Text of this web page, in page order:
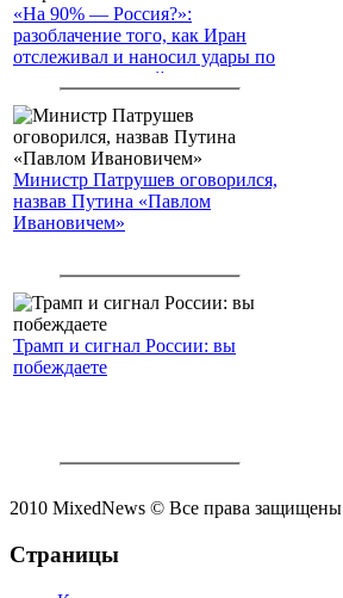
«На 90% — Россия?»:
разоблачение того, как Иран
отслеживал и наносил удары по
американским войскам
Министр Патрушев оговорился,
назвав Путина «Павлом
Ивановичем»
Трамп и сигнал России: вы
побеждаете
2010 MixedNews © Все права защищены
Страницы